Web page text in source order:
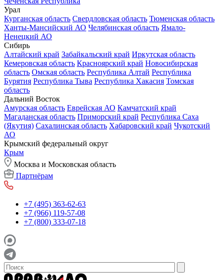
Урал
Курганская область Свердловская область Тюменская область
Ханты-Мансийский АО Челябинская область Ямало-
Ненецкий АО
Сибирь
Алтайский край Забайкальский край Иркутская область
Кемеровская область Красноярский край Новосибирская
область Омская область Республика Алтай Республика
Бурятия Республика Тыва Республика Хакасия Томская
область
Дальний Восток
Амурская область Еврейская АО Камчатский край
Магаданская область Приморский край Республика Саха
(Якутия) Сахалинская область Хабаровский край Чукотский
АО
Крымский федеральный округ
Крым
Москва и Московская область
Партнёрам
+7 (495) 363-62-63
+7 (966) 119-57-08
+7 (800) 333-07-18